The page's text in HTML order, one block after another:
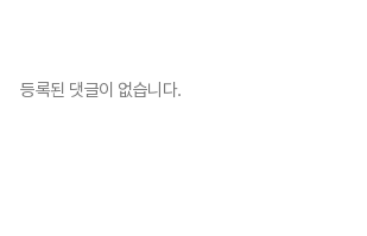
등록된 댓글이 없습니다.